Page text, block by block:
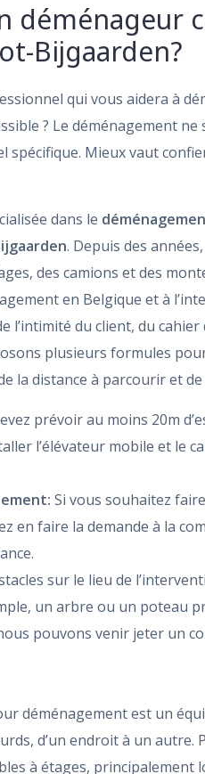
déménageur
Bijgaarden?
qui vous aidera à
? Le déménagement
spécifique. Mieux vaut
dans le
. Depuis des
des camions et des
en Belgique et à
l’intimité du client, du
plusieurs formules
la distance à parcourir et
prévoir au moins 20m
l’élévateur mobile et le
Si vous souhaitez
en faire la demande à la
sur le lieu de
un arbre ou un poteau
pouvons venir jeter un
déménagement est un
d’un endroit à un autre.
à étages, principalement